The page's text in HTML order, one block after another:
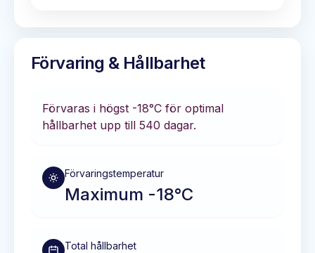
Förvaring & Hållbarhet
Förvaras i högst -18°C för optimal
hållbarhet upp till 540 dagar.
Förvaringstemperatur
Maximum -18°C
Total hållbarhet